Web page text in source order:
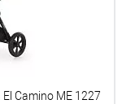
Camino ME 1227